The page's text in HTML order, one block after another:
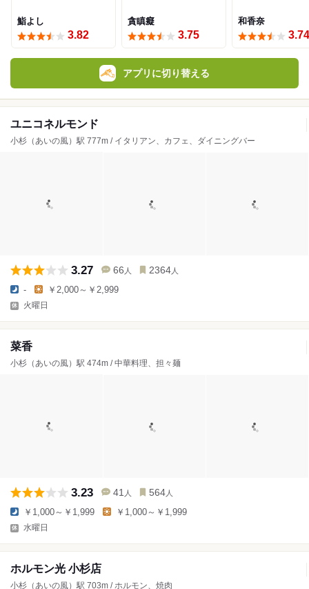
鮨よし
3.82
貪瞋癡
3.75
和香奈
3.74
アプリに切り替える
ユニコネルモンド
小杉（あいの風）駅 777m / イタリアン、カフェ、ダイニングバー
3.27 66 人 2364 人
- ￥2,000～￥2,999
火曜日
菜香
小杉（あいの風）駅 474m / 中華料理、担々麺
3.23 41 人 564 人
￥1,000～￥1,999 ￥1,000～￥1,999
水曜日
ホルモン光 小杉店
小杉（あいの風）駅 703m / ホルモン、焼肉